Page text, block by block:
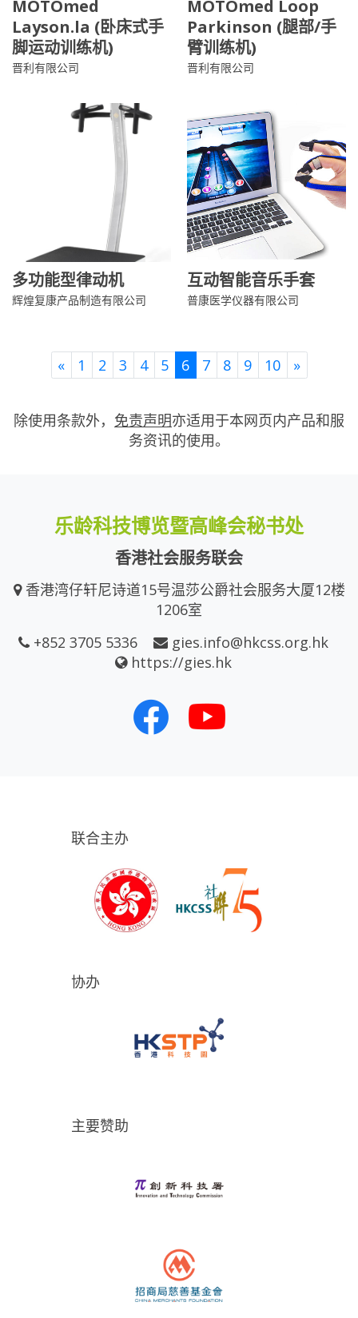
MOTOmed
Layson.la (卧床式手
脚运动训练机)
晋利有限公司
MOTOmed Loop
Parkinson (腿部/手
臂训练机)
晋利有限公司
多功能型律动机
辉煌复康产品制造有限公司
互动智能音乐手套
普康医学仪器有限公司
«Previous
1 2 3 4 5 6 7 8 9 10 »Next
除使用条款外， 免责声明亦适用于本网页内产品和服
务资讯的使用。
乐龄科技博览暨高峰会秘书处
香港社会服务联会
香港湾仔轩尼诗道15号温莎公爵社会服务大厦12楼
1206室
+852 3705 5336
gies.info@hkcss.org.hk
https://gies.hk
联合主办
协办
主要赞助